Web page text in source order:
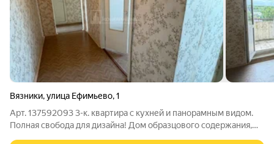
Вязники,улица Ефимьево,1
Арт. 137592093 3-к. квартира с кухней и панорамным видом.
Полная свобода для дизайна! Дом образцового содержания,